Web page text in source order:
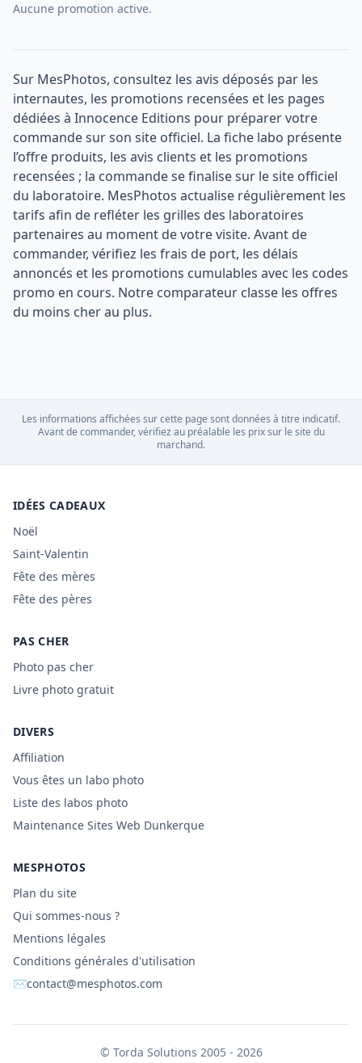
Aucune promotion active.
Sur MesPhotos, consultez les avis déposés par les
internautes, les promotions recensées et les pages
dédiées à Innocence Editions pour préparer votre
commande sur son site officiel. La fiche labo présente
l’offre produits, les avis clients et les promotions
recensées ; la commande se finalise sur le site officiel
du laboratoire. MesPhotos actualise régulièrement les
tarifs afin de refléter les grilles des laboratoires
partenaires au moment de votre visite. Avant de
commander, vérifiez les frais de port, les délais
annoncés et les promotions cumulables avec les codes
promo en cours. Notre comparateur classe les offres
du moins cher au plus.
Les informations affichées sur cette page sont données à titre indicatif.
Avant de commander, vérifiez au préalable les prix sur le site du
marchand.
IDÉES CADEAUX
Noël
Saint-Valentin
Fête des mères
Fête des pères
PAS CHER
Photo pas cher
Livre photo gratuit
DIVERS
Affiliation
Vous êtes un labo photo
Liste des labos photo
Maintenance Sites Web Dunkerque
MESPHOTOS
Plan du site
Qui sommes-nous ?
Mentions légales
Conditions générales d'utilisation
✉contact@mesphotos.com
© Torda Solutions 2005 - 2026